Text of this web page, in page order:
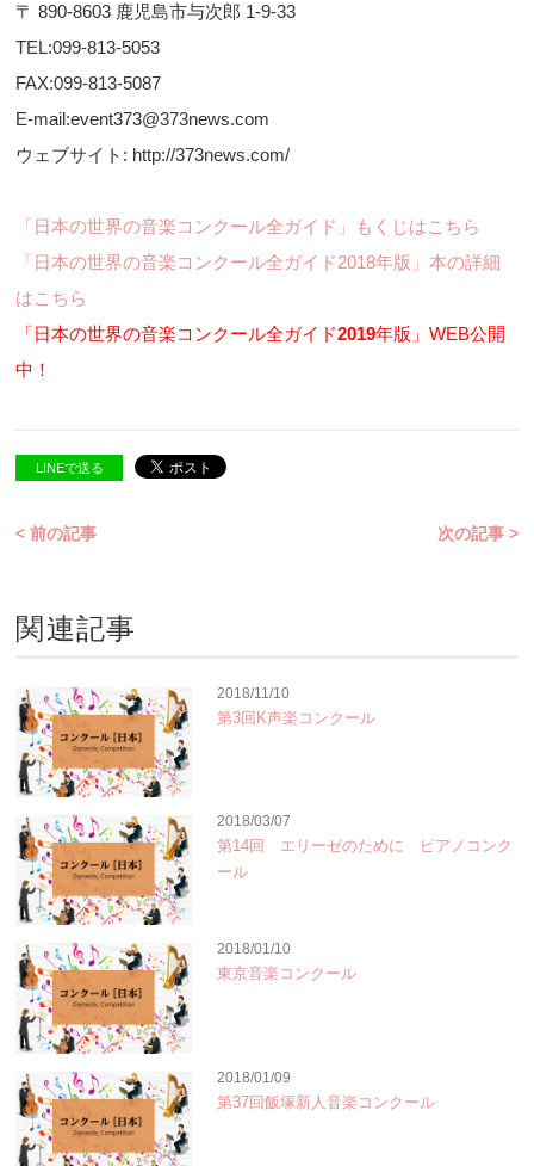
〒 890-8603 鹿児島市与次郎 1-9-33
TEL:099-813-5053
FAX:099-813-5087
E-mail:event373@373news.com
ウェブサイト: http://373news.com/
「日本の世界の音楽コンクール全ガイド」もくじはこちら
「日本の世界の音楽コンクール全ガイド2018年版」本の詳細
はこちら
「日本の世界の音楽コンクール全ガイド2019年版」WEB公開
中！
LINEで送る
< 前の記事 次の記事 >
関連記事
2018/11/10
第3回K声楽コンクール
2018/03/07
第14回 エリーゼのために ピアノコンク
ール
2018/01/10
東京音楽コンクール
2018/01/09
第37回飯塚新人音楽コンクール